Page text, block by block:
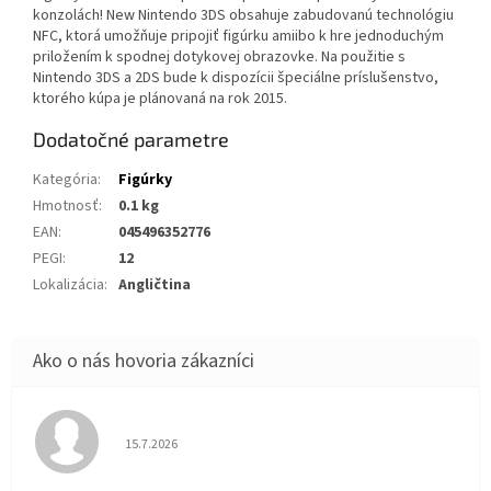
konzolách! New Nintendo 3DS obsahuje zabudovanú technológiu
NFC, ktorá umožňuje pripojiť figúrku amiibo k hre jednoduchým
priložením k spodnej dotykovej obrazovke. Na použitie s
Nintendo 3DS a 2DS bude k dispozícii špeciálne príslušenstvo,
ktorého kúpa je plánovaná na rok 2015.
Dodatočné parametre
Kategória:
Figúrky
Hmotnosť:
0.1 kg
EAN:
045496352776
PEGI:
12
Lokalizácia: Angličtina
Hodnotenie obchodu je 5 z 5 hviezdičiek.
15.7.2026